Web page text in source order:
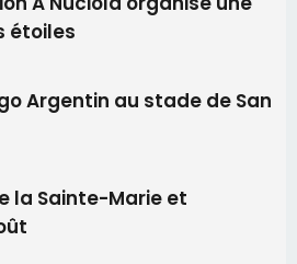
producteurs à Cruculi le
A Nuciola organise une